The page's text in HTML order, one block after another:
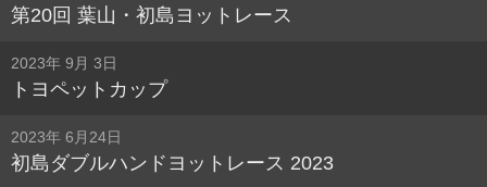
第20回 葉山・初島ヨットレース
2023年 9月 3日
トヨペットカップ
2023年 6月24日
初島ダブルハンドヨットレース 2023